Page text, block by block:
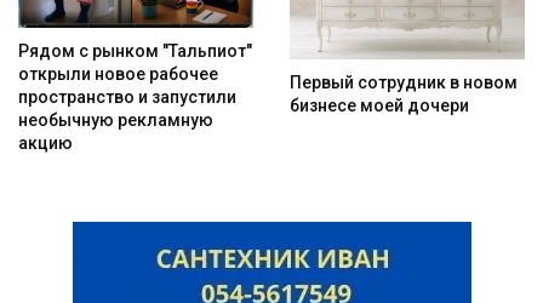
Рядом с рынком "Тальпиот"
открыли новое рабочее
пространство и запустили
необычную рекламную
акцию
Первый сотрудник в новом
бизнесе моей дочери